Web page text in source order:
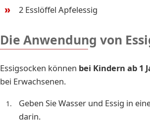
2 Esslöffel Apfelessig
Die Anwendung von
Essigsocken können bei Kindern ab 1
bei Erwachsenen.
Geben Sie Wasser und Essig in
darin.